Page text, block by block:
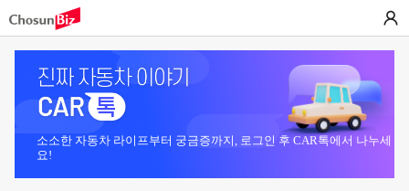
소소한 자동차 라이프부터 궁금증까지, 로그인 후 CAR톡에서 나누세
요!